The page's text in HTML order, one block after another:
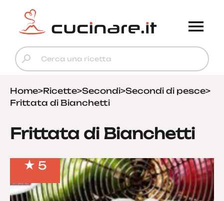
Home>Ricette>Secondi>Secondi di pesce>
Frittata di Bianchetti
Frittata di Bianchetti
5